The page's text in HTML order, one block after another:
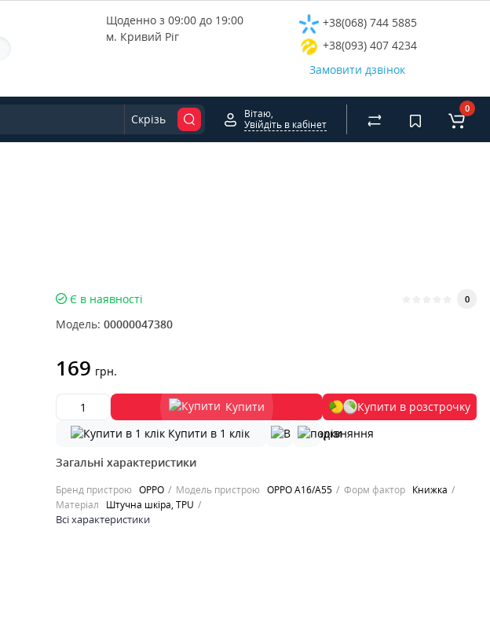
Щоденно з 09:00 до 19:00
м. Кривий Ріг
+38(068) 744 5885
+38(093) 407 4234
Замовити дзвінок
Скрізь
Вітаю,
Увійдіть в кабінет
0
Є в наявності 0
Модель: 00000047380
169 грн.
Купити
Купити в розстрочку
Купити в 1 клік
Загальні характеристики
Бренд пристрою OPPO Модель пристрою OPPO A16/A55 Форм фактор
Книжка
Матеріал
Штучна шкіра, TPU
Всі характеристики